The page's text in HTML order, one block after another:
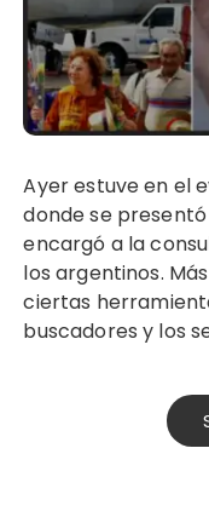
Ayer estuve en el evento de Google Argentina,
donde se
encargó a la
los argentinos.
ciertas
buscadores y los